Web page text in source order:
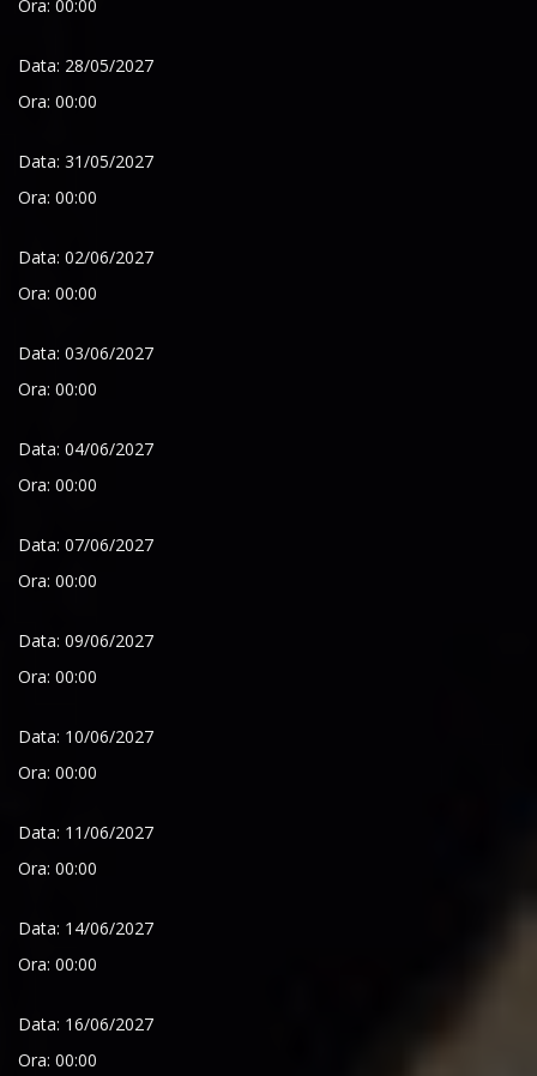
Ora: 00:00
Data: 28/05/2027
Ora: 00:00
Data: 31/05/2027
Ora: 00:00
Data: 02/06/2027
Ora: 00:00
Data: 03/06/2027
Ora: 00:00
Data: 04/06/2027
Ora: 00:00
Data: 07/06/2027
Ora: 00:00
Data: 09/06/2027
Ora: 00:00
Data: 10/06/2027
Ora: 00:00
Data: 11/06/2027
Ora: 00:00
Data: 14/06/2027
Ora: 00:00
Data: 16/06/2027
Ora: 00:00